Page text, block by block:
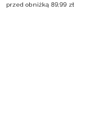
przed obniżką 89,99 zł